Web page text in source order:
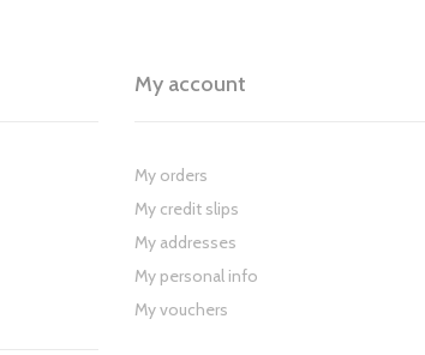
My account
My orders
My credit slips
My addresses
My personal info
My vouchers